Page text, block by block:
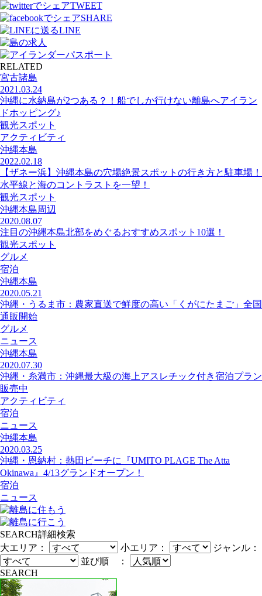
TWEET
SHARE
LINE
RELATED
宮古諸島
2021.03.24
沖縄に水納島が2つある？！船でしか行けない離島へアイラン
ドホッピング♪
観光スポット
アクティビティ
沖縄本島
2022.02.18
【ザネー浜】沖縄本島の穴場絶景スポットの行き方と駐車場！
水平線と海のコントラストを一望！
観光スポット
沖縄本島周辺
2020.08.07
注目の沖縄本島北部をめぐるおすすめスポット10選！
観光スポット
グルメ
宿泊
沖縄本島
2020.05.21
沖縄・うるま市：農家直送で鮮度の高い「くがにたまご」全国
通販開始
グルメ
ニュース
沖縄本島
2020.07.30
沖縄・糸満市：沖縄最大級の海上アスレチック付き宿泊プラン
販売中
アクティビティ
宿泊
ニュース
沖縄本島
2020.03.25
沖縄・恩納村：熱田ビーチに『UMITO PLAGE The Atta
Okinawa』4/13グランドオープン！
宿泊
ニュース
SEARCH詳細検索
大エリア：
小エリア：
ジャンル：
並び順 ：
SEARCH